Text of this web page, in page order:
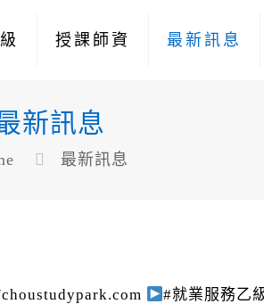
授課師資 最新訊息
新訊息
最新訊息
#就業服務乙